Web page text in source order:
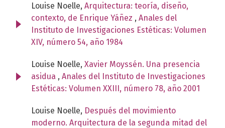
Louise Noelle, Arquitectura: teoría, diseño,
contexto, de Enrique Yáñez , Anales del
Instituto de Investigaciones Estéticas: Volumen
XIV, número 54, año 1984
Louise Noelle, Xavier Moyssén. Una presencia
asidua , Anales del Instituto de Investigaciones
Estéticas: Volumen XXIII, número 78, año 2001
Louise Noelle, Después del movimiento
moderno. Arquitectura de la segunda mitad del